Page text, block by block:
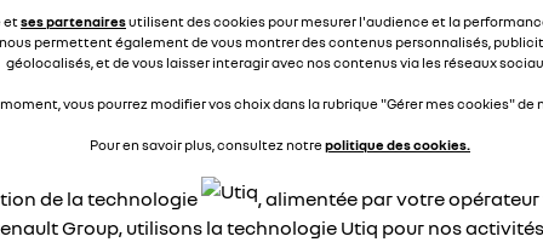
brutalement pour ensuite monter très lentement jusqu'à
même po...voir la suite
répondre 0
arthuss
etses partenairesutilisent des cookies pour mesurer l'audience et la
permettent également de vous montrer des contenus personnalisés,
géolocalisés, et de vous laisser interagir avec nos contenus via les réseaux
vous pourrez modifier vos choix dans la rubrique "Gérer mes cookies" de
Pour en savoir plus, consultez notrepolitique des cookies.
de la technologie
, alimentée par votre
Group, utilisons la technologie Utiq pour nos